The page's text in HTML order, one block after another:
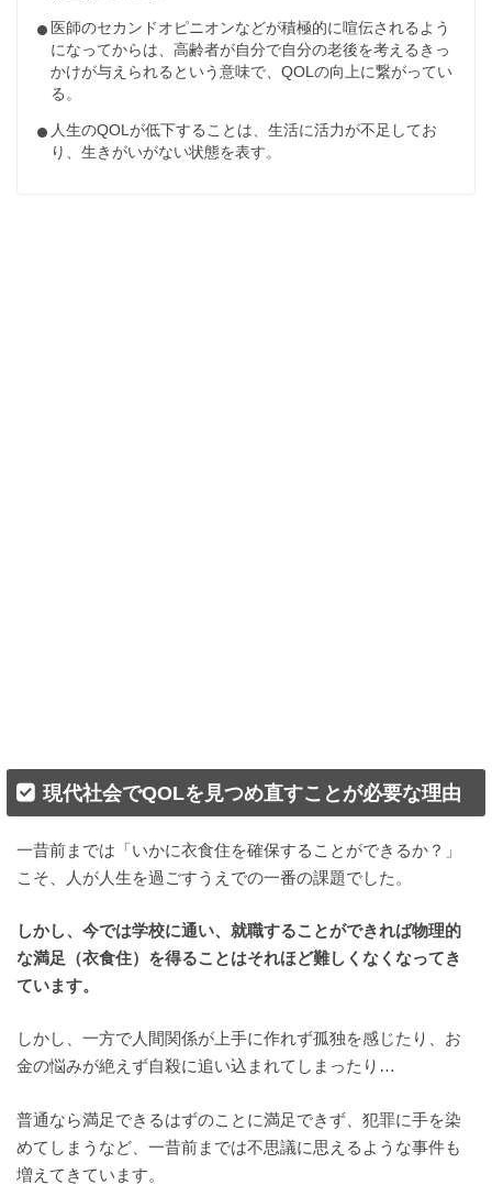
医師のセカンドオピニオンなどが積極的に喧伝されるよう
になってからは、高齢者が自分で自分の老後を考えるきっ
かけが与えられるという意味で、QOLの向上に繋がってい
る。
人生のQOLが低下することは、生活に活力が不足してお
り、生きがいがない状態を表す。
現代社会でQOLを見つめ直すことが必要な理由
一昔前までは「いかに衣食住を確保することができるか？」
こそ、人が人生を過ごすうえでの一番の課題でした。
しかし、今では学校に通い、就職することができれば物理的
な満足（衣食住）を得ることはそれほど難しくなくなってき
ています。
しかし、一方で人間関係が上手に作れず孤独を感じたり、お
金の悩みが絶えず自殺に追い込まれてしまったり…
普通なら満足できるはずのことに満足できず、犯罪に手を染
めてしまうなど、一昔前までは不思議に思えるような事件も
増えてきています。